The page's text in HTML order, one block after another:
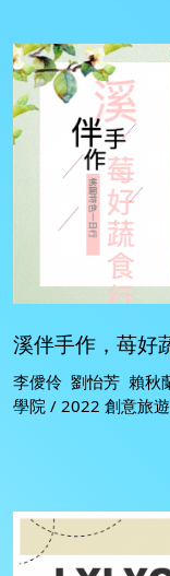
溪伴手作，苺好
李僾伶 劉怡芳 賴秋
學院 / 2022 創意旅